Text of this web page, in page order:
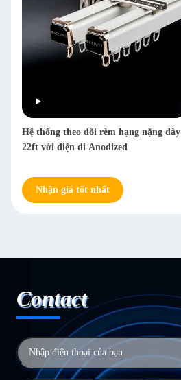
Hệ thống theo dõi rèm hạng nặng dày
22ft với điện di Anodized
Nhận giá tốt nhất
Contact